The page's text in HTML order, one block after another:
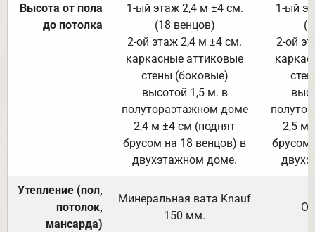
Высота от пола
до потолка
1-ый этаж 2,4 м ±4 см.
(18 венцов)
2-ой этаж 2,4 м ±4 см.
каркасные аттиковые
стены (боковые)
высотой 1,5 м. в
полутораэтажном доме
2,4 м ±4 см (поднят
брусом на 18 венцов) в
двухэтажном доме.
1-ый
2-ой
2,5 м
брусом
Утепление (пол,
потолок,
мансарда)
Минеральная вата Knauf
150 мм.